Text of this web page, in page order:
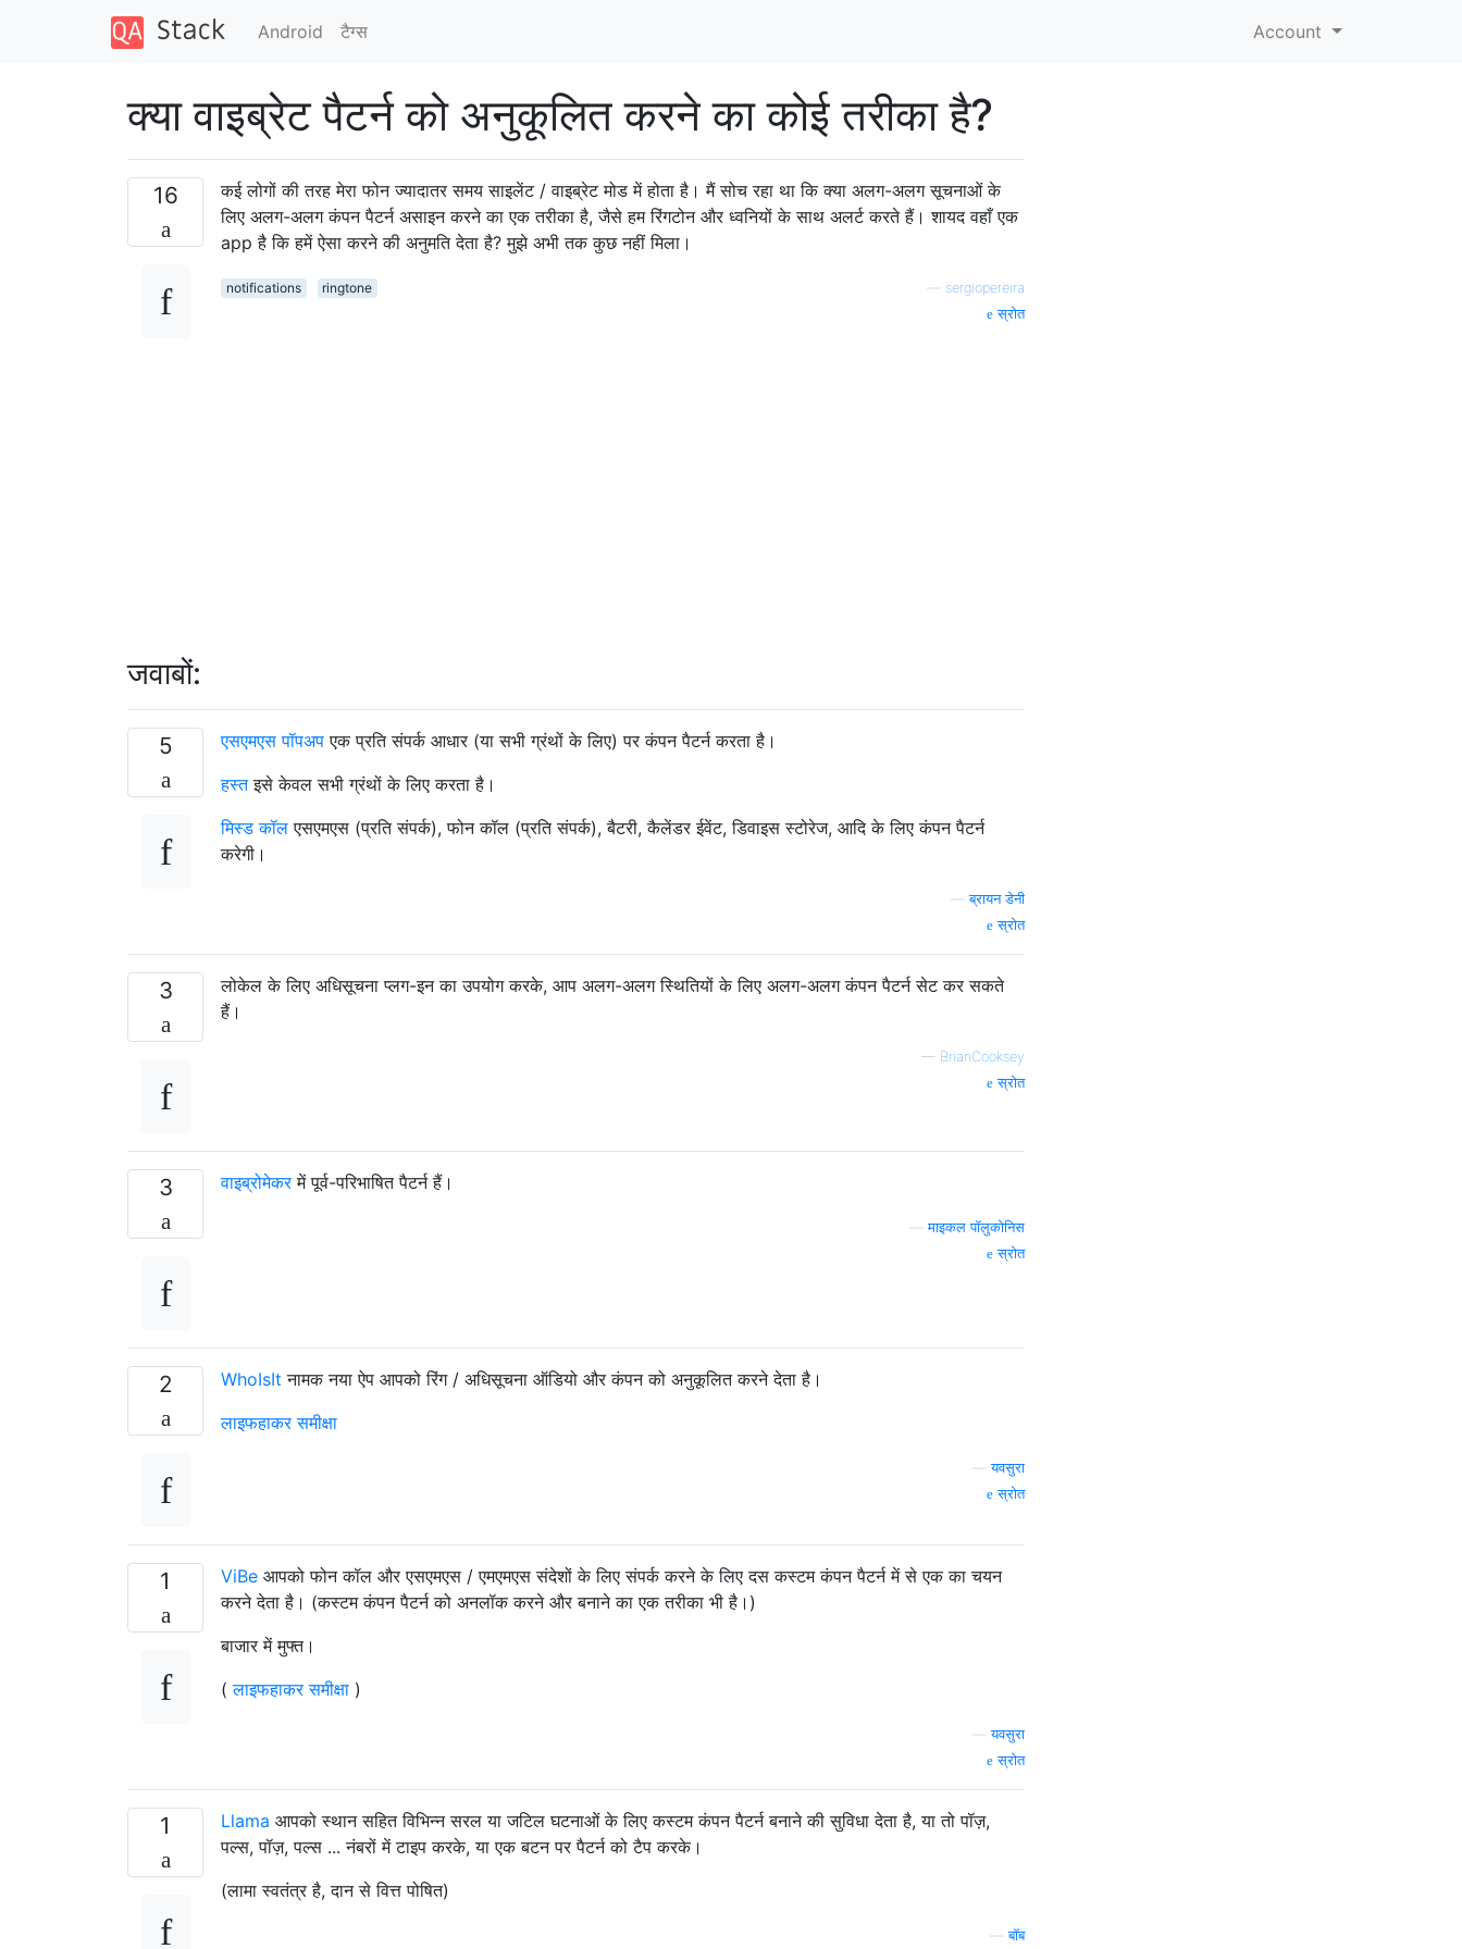
Android टैग्‍स Account
क्या वाइब्रेट पैटर्न को अनुकूलित करने का कोई तरीका है?
16
कई लोगों की तरह मेरा फोन ज्यादातर समय साइलेंट / वाइब्रेट मोड में होता है। मैं सोच रहा था कि क्या अलग-अलग सूचनाओं के
लिए अलग-अलग कंपन पैटर्न असाइन करने का एक तरीका है, जैसे हम रिंगटोन और ध्वनियों के साथ अलर्ट करते हैं। शायद वहाँ एक
app है कि हमें ऐसा करने की अनुमति देता है? मुझे अभी तक कुछ नहीं मिला।
notifications ringtone
sergiopereira
स्रोत
जवाबों:
5 एसएमएस पॉपअप एक प्रति संपर्क आधार (या सभी ग्रंथों के लिए) पर कंपन पैटर्न करता है।
हस्तइसे केवल सभी ग्रंथों के लिए करता है।
मिस्ड कॉल एसएमएस (प्रति संपर्क), फोन कॉल (प्रति संपर्क), बैटरी, कैलेंडर ईवेंट, डिवाइस स्टोरेज, आदि के लिए कंपन पैटर्न
करेगी।
—ब्रायन डेनी
स्रोत
3
लोकेल के लिए अधिसूचना प्लग-इन का उपयोग करके, आप अलग-अलग स्थितियों के लिए अलग-अलग कंपन पैटर्न सेट कर सकते
हैं।
— BrianCooksey
स्रोत
3 वाइब्रोमेकरमें पूर्व-परिभाषित पैटर्न हैं।
—माइकल पॉलुकोनिस
स्रोत
2 WhoIsIt नामक नया ऐप आपको रिंग / अधिसूचना ऑडियो और कंपन को अनुकूलित करने देता है।
लाइफहाकर समीक्षा
—यवसुरा
स्रोत
1 ViBe आपको फोन कॉल और एसएमएस / एमएमएस संदेशों के लिए संपर्क करने के लिए दस कस्टम कंपन पैटर्न में से एक का चयन
करने देता है। (कस्टम कंपन पैटर्न को अनलॉक करने और बनाने का एक तरीका भी है।)
बाजार में मुफ्त।
(लाइफहाकर समीक्षा )
—यवसुरा
स्रोत
1 Llama आपको स्थान सहित विभिन्न सरल या जटिल घटनाओं के लिए कस्टम कंपन पैटर्न बनाने की सुविधा देता है, या तो पॉज़,
पल्स, पॉज़, पल्स ... नंबरों में टाइप करके, या एक बटन पर पैटर्न को टैप करके।
(लामा स्वतंत्र है, दान से वित्त पोषित)
—बॉब